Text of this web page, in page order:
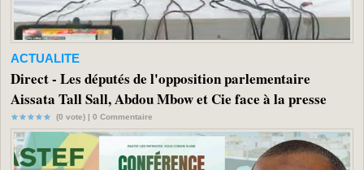
ACTUALITE
Direct - Les députés de l'opposition parlementaire
Aissata Tall Sall, Abdou Mbow et Cie face à la presse
(0 vote) | 0 Commentaire